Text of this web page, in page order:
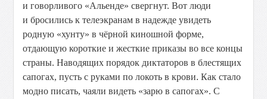
и говорливого «Альенде» свергнут. Вот люди
и бросились к телеэкранам в надежде увидеть
родную «хунту» в чёрной киношной форме,
отдающую короткие и жесткие приказы во все концы
страны. Наводящих порядок диктаторов в блестящих
сапогах, пусть с руками по локоть в крови. Как стало
модно писать, чаяли видеть «зарю в сапогах». С